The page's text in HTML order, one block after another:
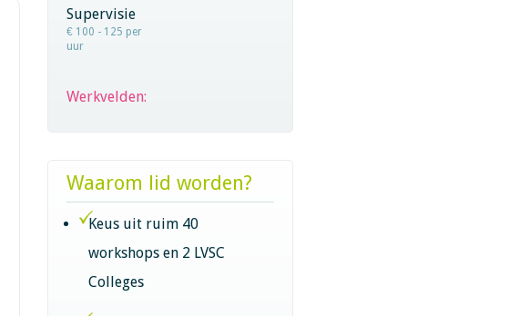
Supervisie
€ 100 - 125 per
uur
Werkvelden:
Waarom lid worden?
Keus uit ruim 40
workshops en 2 LVSC
Colleges